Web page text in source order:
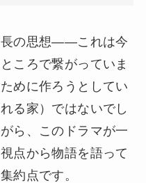
長の思想——これは今
ころで繋がっていま
めに作ろうとしてい
る家）ではないでし
ら、このドラマが一
点から物語を語って
約点です。